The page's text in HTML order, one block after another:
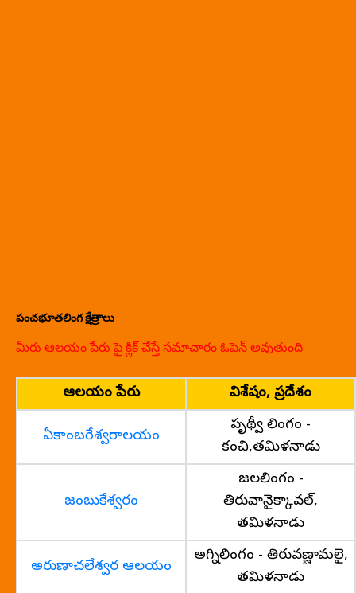
పంచభూతలింగ క్షేత్రాలు
మీరు ఆలయం పేరు పై క్లిక్ చేస్తే సమాచారం ఓపెన్ అవుతుంది
ఆలయం పేరు విశేషం, ప్రదేశం
ఏకాంబరేశ్వరాలయం
పృథ్వీ లింగం -
కంచి,తమిళనాడు
జంబుకేశ్వరం
జలలింగం -
తిరువానైక్కావల్,
తమిళనాడు
అరుణాచలేశ్వర ఆలయం
అగ్నిలింగం - తిరువణ్ణామలై,
తమిళనాడు